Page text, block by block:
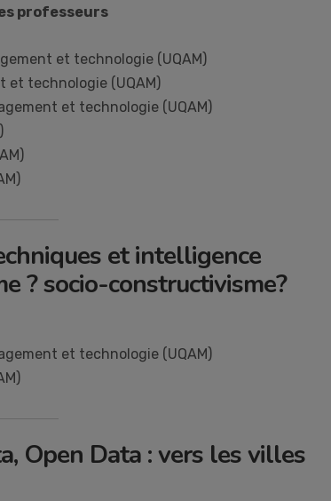
professeurs
et technologie (UQAM)
et technologie (UQAM)
et technologie (UQAM)
et intelligence
? socio-constructivisme?
et technologie (UQAM)
Open Data : vers les villes